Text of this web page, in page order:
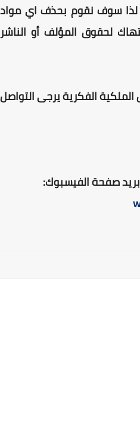
سوف نقوم بحذف اي مواد
لحقوق المؤلف أو الناشر
الفكرية يرجى التواصل
صفحة الفيسبوك: